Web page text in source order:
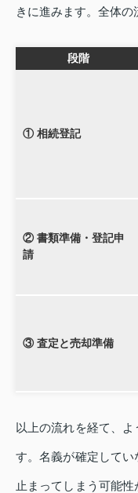
きに進みます。全体の
段階
① 相続登記
② 書類準備・登記申
請
③ 査定と売却準備
以上の流れを経て、
す。名義が確定して
止まってしまう可能